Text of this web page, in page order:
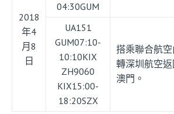
2018
年4
月8
日
04:30GUM
UA151
GUM07:10-
10:10KIX
ZH9060
KIX15:00-
18:20SZX
搭乘聯合航空
轉深圳航空
澳門。